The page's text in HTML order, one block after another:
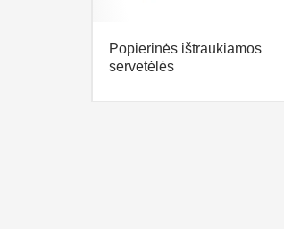
Popierinės ištraukiamos
servetėlės